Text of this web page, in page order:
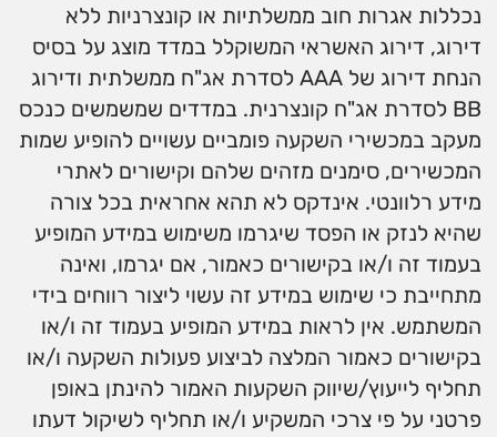
נכללות אגרות חוב ממשלתיות או קונצרניות ללא
דירוג, דירוג האשראי המשוקלל במדד מוצג על בסיס
הנחת דירוג של AAA לסדרת אג"ח ממשלתית ודירוג
BB לסדרת אג"ח קונצרנית. במדדים שמשמשים כנכס
מעקב במכשירי השקעה פומביים עשויים להופיע שמות
המכשירים, סימנים מזהים שלהם וקישורים לאתרי
מידע רלוונטי. אינדקס לא תהא אחראית בכל צורה
שהיא לנזק או הפסד שיגרמו משימוש במידע המופיע
בעמוד זה ו/או בקישורים כאמור, אם יגרמו, ואינה
מתחייבת כי שימוש במידע זה עשוי ליצור רווחים בידי
המשתמש. אין לראות במידע המופיע בעמוד זה ו/או
בקישורים כאמור המלצה לביצוע פעולות השקעה ו/או
תחליף לייעוץ/שיווק השקעות האמור להינתן באופן
פרטני על פי צרכי המשקיע ו/או תחליף לשיקול דעתו